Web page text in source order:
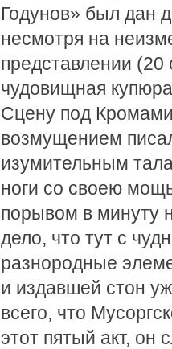
Годунов» был дан
несмотря на
представлении (20
чудовищная
Сцену под
возмущением
изумительным
ноги со своею
порывом в минуту
дело, что тут с
разнородные
и издавшей стон
всего, что
этот пятый акт, он